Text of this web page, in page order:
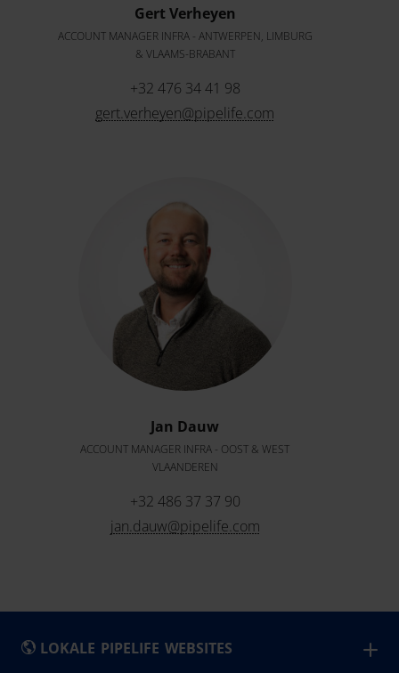
Gert Verheyen
ACCOUNT MANAGER INFRA - ANTWERPEN, LIMBURG
& VLAAMS-BRABANT
+32 476 34 41 98
gert.verheyen@pipelife.com
Jan Dauw
ACCOUNT MANAGER INFRA - OOST & WEST
VLAANDEREN
+32 486 37 37 90
jan.dauw@pipelife.com
LOKALE PIPELIFE WEBSITES